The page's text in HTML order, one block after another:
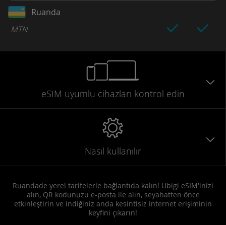
Ruanda
MTN
eSIM uyumlu cihazları kontrol edin
Nasıl kullanılır
Ruandade yerel tarifelerle bağlantıda kalın! Ubigi eSIM'inizi
alın, QR kodunuzu e-posta ile alın, seyahatten önce
etkinleştirin ve indiğiniz anda kesintisiz internet erişiminin
keyfini çıkarın!